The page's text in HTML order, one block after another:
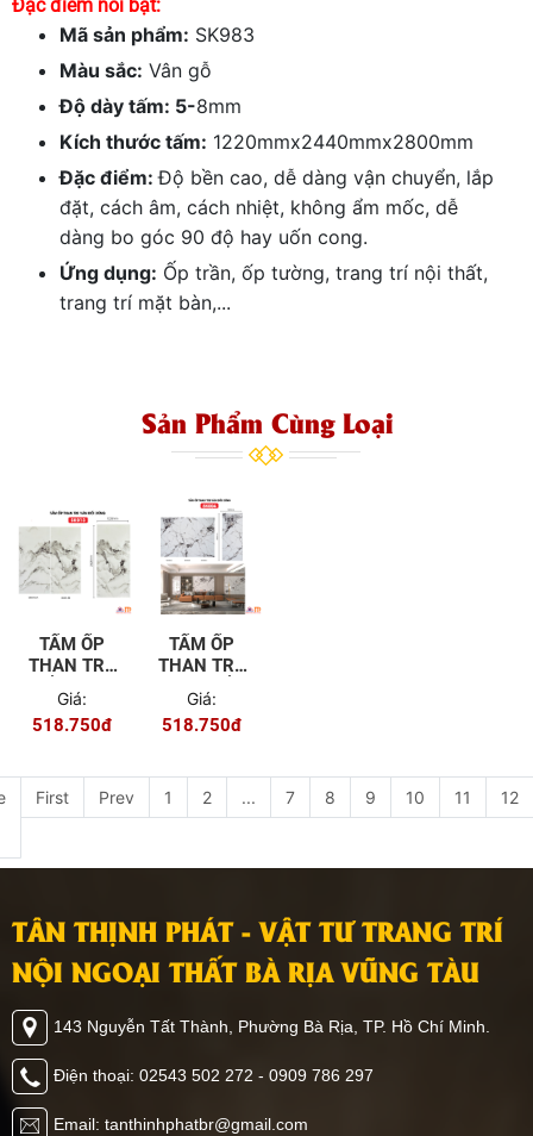
Đặc điểm nổi bật:
Mã sản phẩm: SK983
Màu sắc: Vân gỗ
Độ dày tấm: 5-8mm
Kích thước tấm: 1220mmx2440mmx2800mm
Đặc điểm:Độ bền cao, dễ dàng vận chuyển, lắp
đặt, cách âm, cách nhiệt, không ẩm mốc, dễ
dàng bo góc 90 độ hay uốn cong.
Ứng dụng: Ốp trần, ốp tường, trang trí nội thất,
trang trí mặt bàn,...
Sản Phẩm Cùng Loại
TẤM ỐP
THAN TRE
SK013
Giá:
518.750đ
TẤM ỐP
THAN TRE
XỨNG
SK004
Giá:
518.750đ
First Prev 1 2 ... 7 8 9 10 11 12
TÂN THỊNH PHÁT - VẬT TƯ TRANG TRÍ
NỘI NGOẠI THẤT BÀ RỊA VŨNG TÀU
143 Nguyễn Tất Thành, Phường Bà Rịa, TP. Hồ Chí Minh.
Điện thoại: 02543 502 272 - 0909 786 297
Email: tanthinhphatbr@gmail.com